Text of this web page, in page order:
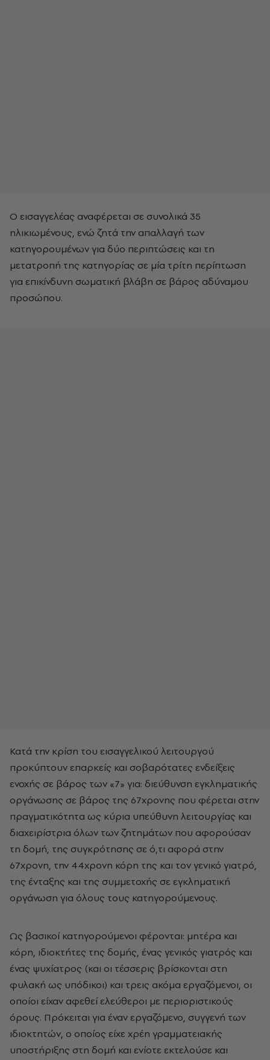
Ο εισαγγελέας αναφέρεται σε συνολικά 35
ηλικιωμένους, ενώ ζητά την απαλλαγή των
κατηγορουμένων για δύο περιπτώσεις και τη
μετατροπή της κατηγορίας σε μία τρίτη περίπτωση
για επικίνδυνη σωματική βλάβη σε βάρος αδύναμου
προσώπου.
Κατά την κρίση του εισαγγελικού λειτουργού
προκύπτουν επαρκείς και σοβαρότατες ενδείξεις
ενοχής σε βάρος των «7» για: διεύθυνση εγκληματικής
οργάνωσης σε βάρος της 67χρονης που φέρεται στην
πραγματικότητα ως κύρια υπεύθυνη λειτουργίας και
διαχειρίστρια όλων των ζητημάτων που αφορούσαν
τη δομή, της συγκρότησης σε ό,τι αφορά στην
67χρονη, την 44χρονη κόρη της και τον γενικό γιατρό,
της ένταξης και της συμμετοχής σε εγκληματική
οργάνωση για όλους τους κατηγορούμενους.
Ως βασικοί κατηγορούμενοι φέρονται: μητέρα και
κόρη, ιδιοκτήτες της δομής, ένας γενικός γιατρός και
ένας ψυχίατρος (και οι τέσσερις βρίσκονται στη
φυλακή ως υπόδικοι) και τρεις ακόμα εργαζόμενοι, οι
οποίοι είχαν αφεθεί ελεύθεροι με περιοριστικούς
όρους. Πρόκειται για έναν εργαζόμενο, συγγενή των
ιδιοκτητών, ο οποίος είχε χρέη γραμματειακής
υποστήριξης στη δομή και ενίοτε εκτελούσε και